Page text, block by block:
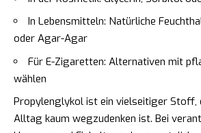
In Lebensmitteln: Natürliche
oder Agar-Agar
Für E-Zigaretten: Alternativen mit
wählen
Propylenglykol ist ein vielseitiger Stoff,
Alltag kaum wegzudenken ist. Bei